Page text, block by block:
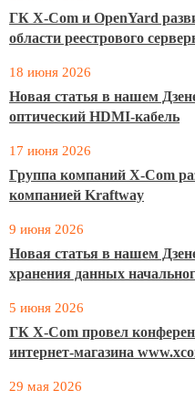
ГК X-Com и OpenYard
области реестрового
18 июня 2026
Новая статья в нашем
оптический HDMI-кабель
17 июня 2026
Группа компаний X-Com
компанией Kraftway
9 июня 2026
Новая статья в нашем
хранения данных
5 июня 2026
ГК X-Com провел
интернет-магазина
29 мая 2026